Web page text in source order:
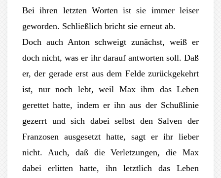
Bei ihren letzten Worten ist sie immer leiser
geworden. Schließlich bricht sie erneut ab.
Doch auch Anton schweigt zunächst, weiß er
doch nicht, was er ihr darauf antworten soll. Daß
er, der gerade erst aus dem Felde zurückgekehrt
ist, nur noch lebt, weil Max ihm das Leben
gerettet hatte, indem er ihn aus der Schußlinie
gezerrt und sich dabei selbst den Salven der
Franzosen ausgesetzt hatte, sagt er ihr lieber
nicht. Auch, daß die Verletzungen, die Max
dabei erlitten hatte, ihn letztlich das Leben